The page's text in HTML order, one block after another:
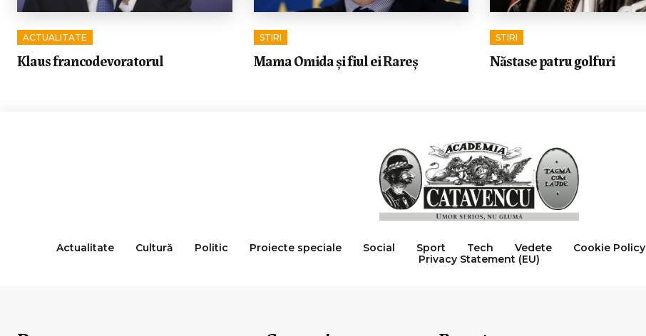
ACTUALITATE
Klaus francodevoratorul
STIRI
Mama Omida și fiul ei Rareș
STIRI
Năstase patru golfuri
Actualitate Cultură Politic Proiecte speciale Social Sport Tech Vedete Cookie Policy
Privacy Statement (EU)